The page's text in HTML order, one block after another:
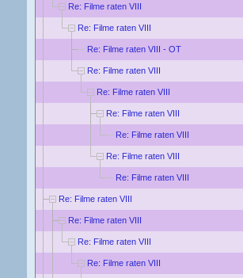
Re: Filme raten VIII
Re: Filme raten VIII
Re: Filme raten VIII - OT
Re: Filme raten VIII
Re: Filme raten VIII
Re: Filme raten VIII
Re: Filme raten VIII
Re: Filme raten VIII
Re: Filme raten VIII
Re: Filme raten VIII
Re: Filme raten VIII
Re: Filme raten VIII
Re: Filme raten VIII